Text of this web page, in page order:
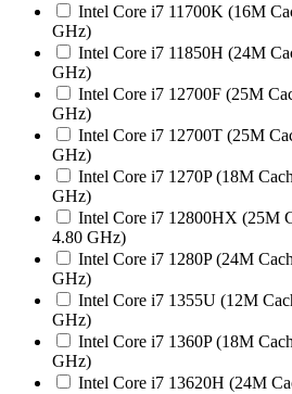
Intel Core i7 11700K (16M
GHz)
Intel Core i7 11850H (24M
GHz)
Intel Core i7 12700F (25M
GHz)
Intel Core i7 12700T (25M
GHz)
Intel Core i7 1270P (18M
GHz)
Intel Core i7 12800HX (25M
4.80 GHz)
Intel Core i7 1280P (24M
GHz)
Intel Core i7 1355U (12M
GHz)
Intel Core i7 1360P (18M
GHz)
Intel Core i7 13620H (24M